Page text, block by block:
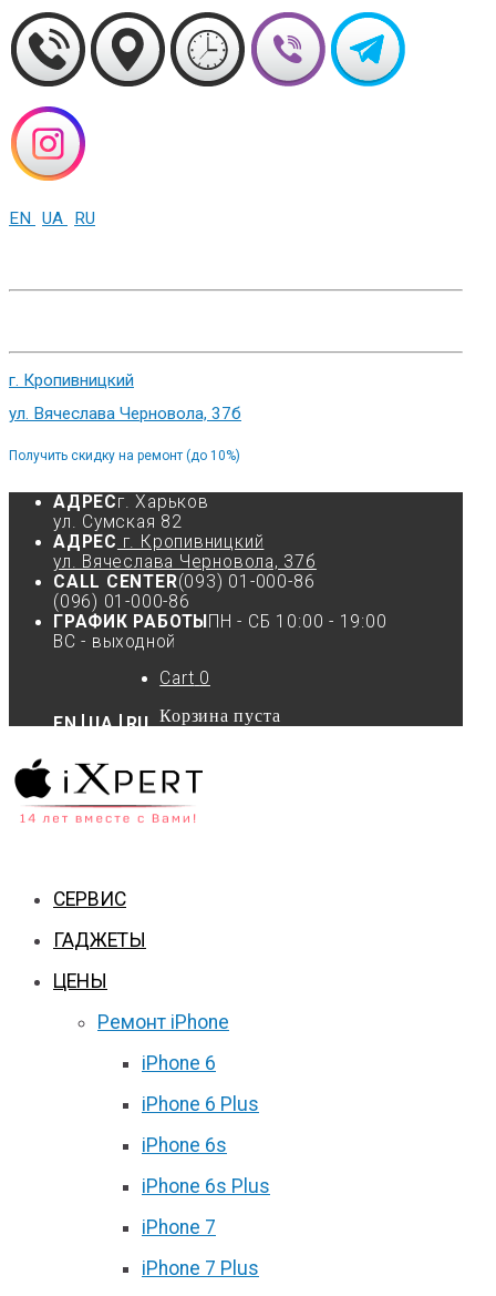
EN UA RU
г. Кропивницкий
ул. Вячеслава Черновола, 37б
Получить скидку на ремонт (до 10%)
АДРЕСг. Харьков
ул. Сумская 82
АДРЕС г. Кропивницкий
ул. Вячеслава Черновола, 37б
CALL CENTER(093) 01-000-86
(096) 01-000-86
ГРАФИК РАБОТЫ ПН - СБ 10:00 - 19:00
ВС - выходной
EN UA RU
Cart 0
Корзина пуста
СЕРВИС
ГАДЖЕТЫ
ЦЕНЫ
Ремонт iPhone
iPhone 6
iPhone 6 Plus
iPhone 6s
iPhone 6s Plus
iPhone 7
iPhone 7 Plus